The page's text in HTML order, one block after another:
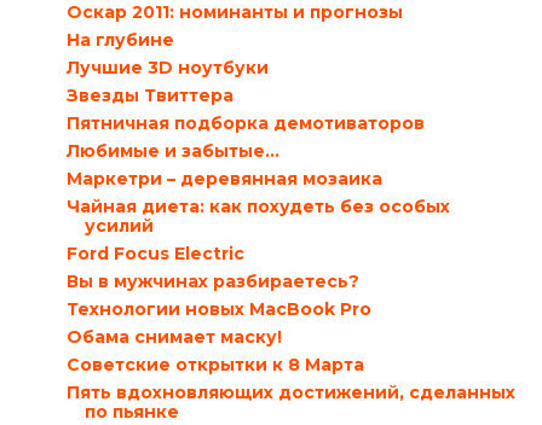
Оскар 2011: номинанты и прогнозы
На глубине
Лучшие 3D ноутбуки
Звезды Твиттера
Пятничная подборка демотиваторов
Любимые и забытые…
Маркетри – деревянная мозаика
Чайная диета: как похудеть без особых
усилий
Ford Focus Electric
Вы в мужчинах разбираетесь?
Технологии новых MacBook Pro
Обама снимает маску!
Советские открытки к 8 Марта
Пять вдохновляющих достижений, сделанных
по пьянке